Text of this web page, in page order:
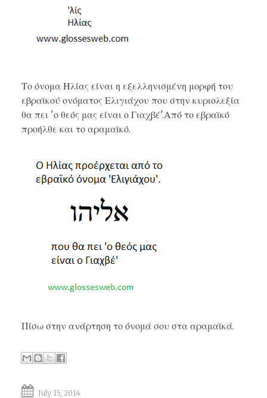
Το όνομα Ηλίας είναι η εξελληνισμένη μορφή του
εβραϊκού ονόματος Ελιγιάχου που στην κυριολεξία
θα πει 'ο θεός μας είναι ο Γιαχβέ'.Από το εβραϊκό
προήλθε και το αραμαϊκό.
Πίσω στην ανάρτηση το όνομά σου στα αραμαϊκά.
July 15, 2014